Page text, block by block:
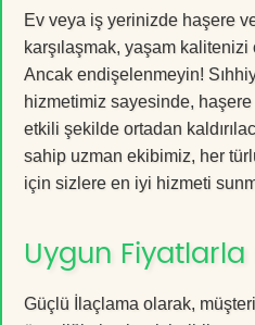
Ev veya iş yerinizde haşere
karşılaşmak, yaşam
Ancak endişelenmeyin!
hizmetimiz sayesinde,
etkili şekilde ortadan
sahip uzman ekibimiz, her
için sizlere en iyi hizmeti
Uygun
Güçlü İlaçlama olarak,